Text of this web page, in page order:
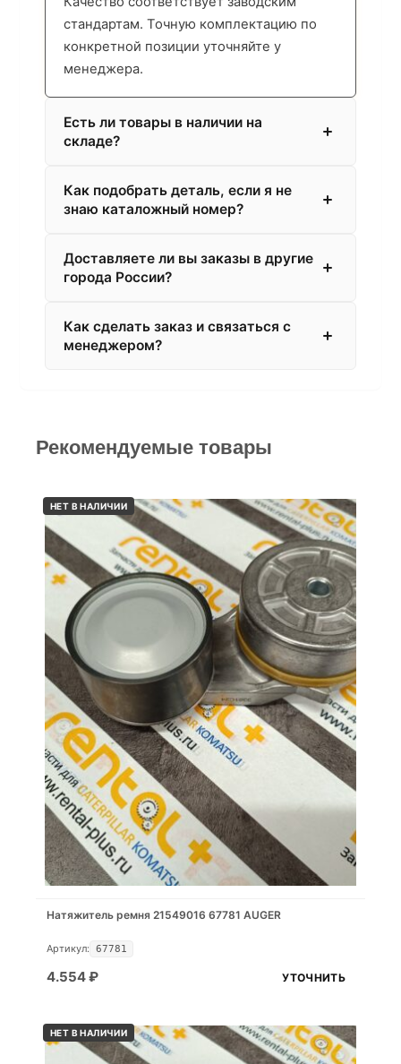
стандартам. Точную комплектацию по
конкретной позиции уточняйте у
менеджера.
Есть ли товары в наличии на
складе?
Как подобрать деталь, если я не
знаю каталожный номер?
Доставляете ли вы заказы в другие
города России?
Как сделать заказ и связаться с
менеджером?
Рекомендуемые товары
НЕТ В НАЛИЧИИ
Натяжитель ремня 21549016 67781 AUGER
Артикул: 67781
4.554₽ УТОЧНИТЬ
НЕТ В НАЛИЧИИ